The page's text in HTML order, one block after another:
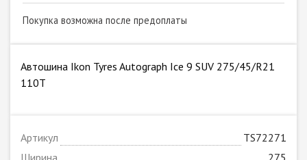
Покупка возможна после предоплаты
Автошина Ikon Tyres Autograph Ice 9 SUV 275/45/R21
110T
Артикул
TS72271